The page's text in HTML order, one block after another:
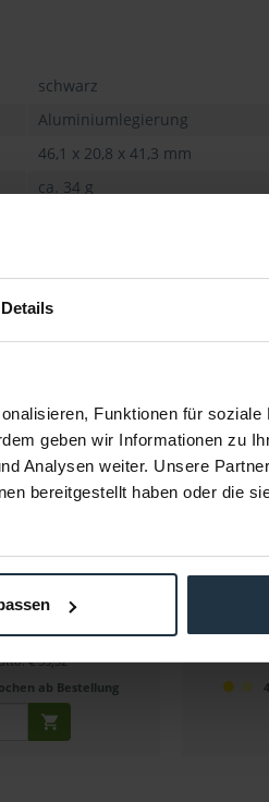
Details
Funktionen für soziale
geben wir Informationen zu
Analysen weiter. Unsere
bereitgestellt haben oder die
schwarz
Aluminiumlegierung
46,1 x 20,8 x 41,3 mm
ca. 34 g
12295249
29,85
€ 35,52
ab Bestellung
15 mm
-6%